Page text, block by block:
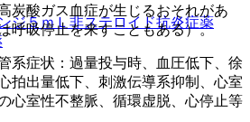
ジ５ｍＬ 非ステロイド抗炎症薬
炭酸ガス血症が生じるおそれがあ
呼吸停止を来すこともある）。
症状：過量投与時、血圧低下、徐
拍出量低下、刺激伝導系抑制、心室
心室性不整脈、循環虚脱、心停止等